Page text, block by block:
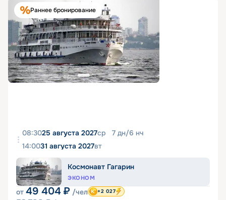
Раннее бронирование
08:3025 августа 2027ср 7 дн/6 нч
14:0031 августа 2027вт
Космонавт Гагарин
ЭКОНОМ
от 49 404 ₽ /чел +2 027